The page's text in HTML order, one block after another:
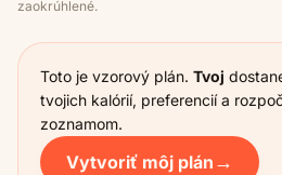
zaokrúhlené.
Toto je vzorový plán. Tvoj
tvojich kalórií, preferencií a
zoznamom.
Vytvoriť môj plán →